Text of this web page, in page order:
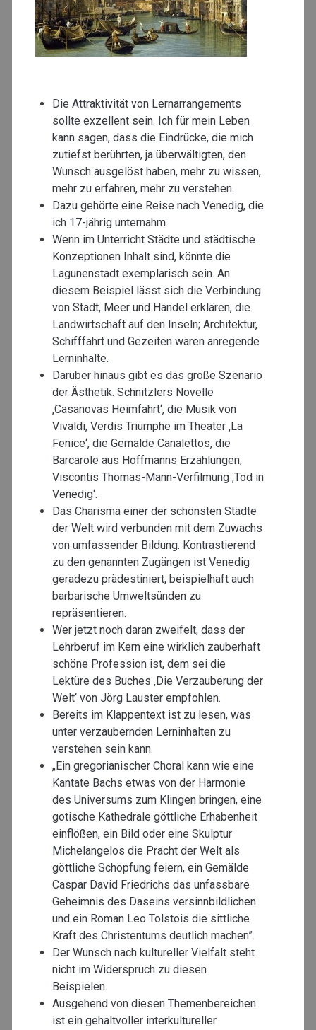
Die Attraktivität von Lernarrangements
sollte exzellent sein. Ich für mein Leben
kann sagen, dass die Eindrücke, die mich
zutiefst berührten, ja überwältigten, den
Wunsch ausgelöst haben, mehr zu wissen,
mehr zu erfahren, mehr zu verstehen.
Dazu gehörte eine Reise nach Venedig, die
ich 17-jährig unternahm.
Wenn im Unterricht Städte und städtische
Konzeptionen Inhalt sind, könnte die
Lagunenstadt exemplarisch sein. An
diesem Beispiel lässt sich die Verbindung
von Stadt, Meer und Handel erklären, die
Landwirtschaft auf den Inseln; Architektur,
Schifffahrt und Gezeiten wären anregende
Lerninhalte.
Darüber hinaus gibt es das große Szenario
der Ästhetik. Schnitzlers Novelle
‚Casanovas Heimfahrt‘, die Musik von
Vivaldi, Verdis Triumphe im Theater ‚La
Fenice‘, die Gemälde Canalettos, die
Barcarole aus Hoffmanns Erzählungen,
Viscontis Thomas-Mann-Verfilmung ‚Tod in
Venedig‘.
Das Charisma einer der schönsten Städte
der Welt wird verbunden mit dem Zuwachs
von umfassender Bildung. Kontrastierend
zu den genannten Zugängen ist Venedig
geradezu prädestiniert, beispielhaft auch
barbarische Umweltsünden zu
repräsentieren.
Wer jetzt noch daran zweifelt, dass der
Lehrberuf im Kern eine wirklich zauberhaft
schöne Profession ist, dem sei die
Lektüre des Buches ‚Die Verzauberung der
Welt‘ von Jörg Lauster empfohlen.
Bereits im Klappentext ist zu lesen, was
unter verzaubernden Lerninhalten zu
verstehen sein kann.
„Ein gregorianischer Choral kann wie eine
Kantate Bachs etwas von der Harmonie
des Universums zum Klingen bringen, eine
gotische Kathedrale göttliche Erhabenheit
einflößen, ein Bild oder eine Skulptur
Michelangelos die Pracht der Welt als
göttliche Schöpfung feiern, ein Gemälde
Caspar David Friedrichs das unfassbare
Geheimnis des Daseins versinnbildlichen
und ein Roman Leo Tolstois die sittliche
Kraft des Christentums deutlich machen”.
Der Wunsch nach kultureller Vielfalt steht
nicht im Widerspruch zu diesen
Beispielen.
Ausgehend von diesen Themenbereichen
ist ein gehaltvoller interkultureller